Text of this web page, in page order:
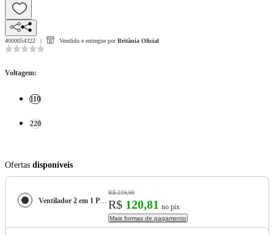
4000054322 Vendido e entregue por Britânia Oficial
Voltagem:
110
220
Ofertas disponíveis
Ventilador 2 em 1 Prime Air 8 Pás Maxx Force 150W AVTE400
R$ 219,90
R$ 120,81 no pix
Mais formas de pagamento